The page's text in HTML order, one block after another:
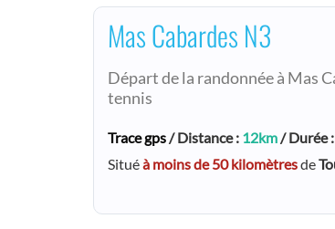
Mas Cabardes N3
Départ de la randonnée à Mas
tennis
Trace gps/ Distance : 12km/ Durée :
Situéà moins de 50 kilomètresde